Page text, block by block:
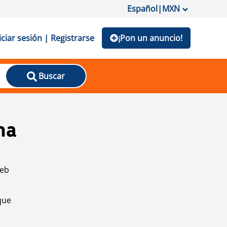
Español|MXN
sesión | Registrarse ¡Pon un anuncio!
Buscar